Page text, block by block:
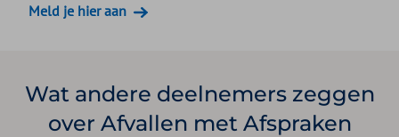
Meld je hier aan
Wat andere deelnemers zeggen
over Afvallen met Afspraken